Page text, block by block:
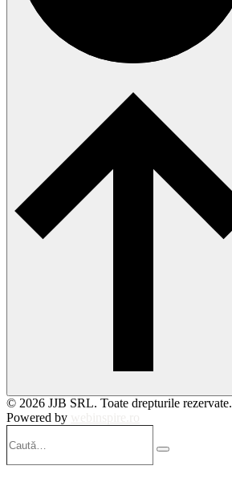
© 2026 JJB SRL. Toate drepturile rezervate.
Powered by
Search